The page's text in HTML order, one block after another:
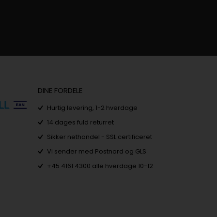
DINE FORDELE
Hurtig levering, 1-2 hverdage
14 dages fuld returret
Sikker nethandel - SSL certificeret
Vi sender med Postnord og GLS
+45 4161 4300 alle hverdage 10-12